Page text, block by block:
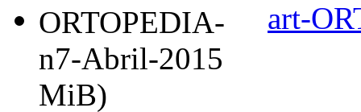
art-
MiB)